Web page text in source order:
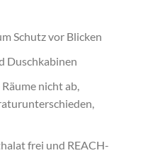
Schutz vor Blicken
Duschkabinen
nicht ab,
frei und REACH-